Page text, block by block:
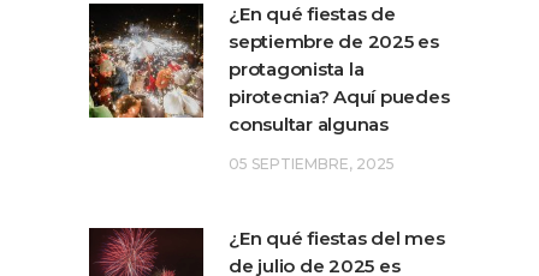
¿En qué fiestas de
septiembre de 2025 es
protagonista la
pirotecnia? Aquí puedes
consultar algunas
05 SEPTIEMBRE, 2025
¿En qué fiestas del mes
de julio de 2025 es